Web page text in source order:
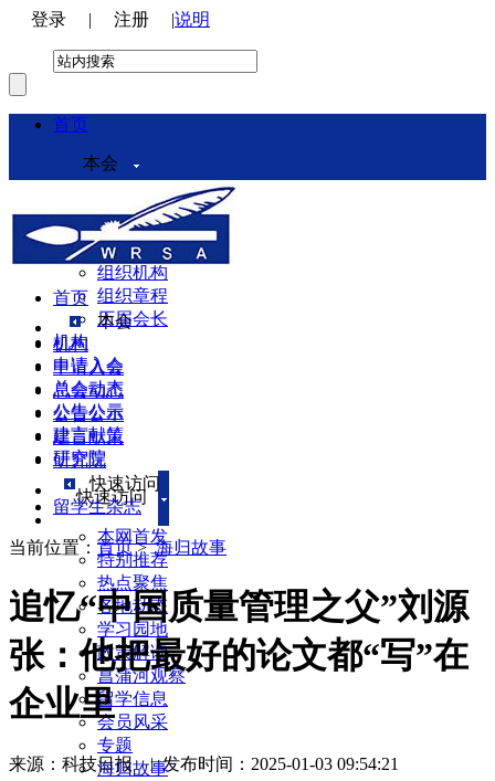
登录 | 注册 |说明
首页
本会
本会介绍
领导机构
理事会
组织机构
组织章程
历届会长
机构
申请入会
总会动态
公告公示
建言献策
研究院
快速访问
本网首发
特别推荐
热点聚焦
各地动态
学习园地
政策解读
菖蒲河观察
留学信息
会员风采
专题
海归故事
首页
本会
机构
申请入会
总会动态
公告公示
建言献策
研究院
快速访问
留学生杂志
当前位置： 首页>海归故事
追忆“中国质量管理之父”刘源
张：他把最好的论文都“写”在
企业里
来源：科技日报 |发布时间：2025-01-03 09:54:21